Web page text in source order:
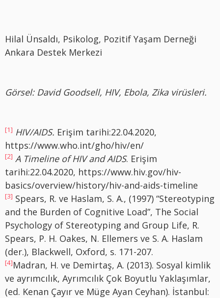
Hilal Ünsaldı, Psikolog, Pozitif Yaşam Derneği
Ankara Destek Merkezi
Görsel: David Goodsell, HIV, Ebola, Zika virüsleri.
[1] HIV/AIDS. Erişim tarihi:22.04.2020,
https://www.who.int/gho/hiv/en/
[2] A Timeline of HIV and AIDS. Erişim
tarihi:22.04.2020, https://www.hiv.gov/hiv-
basics/overview/history/hiv-and-aids-timeline
[3] Spears, R. ve Haslam, S. A., (1997) “Stereotyping
and the Burden of Cognitive Load”, The Social
Psychology of Stereotyping and Group Life, R.
Spears, P. H. Oakes, N. Ellemers ve S. A. Haslam
(der.), Blackwell, Oxford, s. 171-207.
[4]Madran, H. ve Demirtaş, A. (2013). Sosyal kimlik
ve ayrımcılık, Ayrımcılık Çok Boyutlu Yaklaşımlar,
(ed. Kenan Çayır ve Müge Ayan Ceyhan). İstanbul: